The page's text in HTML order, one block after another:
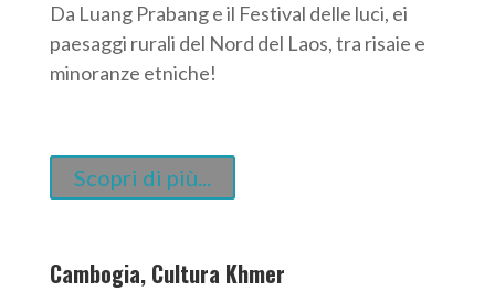
Da Luang Prabang e il Festival delle luci, ei
paesaggi rurali del Nord del Laos, tra risaie e
minoranze etniche!
Scopri di più...
Cambogia, Cultura Khmer